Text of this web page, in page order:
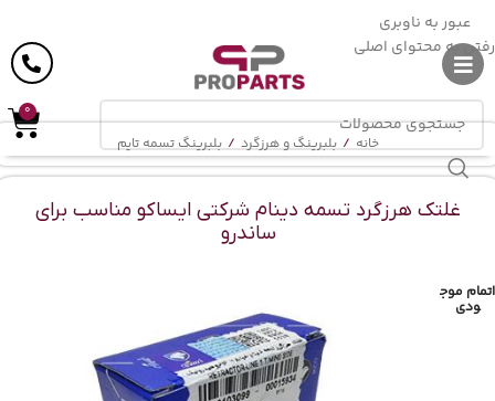
عبور به ناوبری
رفتن به محتوای اصلی
ارسال رایگان
0
خانه/بلبرینگ و هرزگرد/بلبرینگ تسمه تایم
غلتک هرزگرد تسمه دینام شرکتی ایساکو مناسب برای
ساندرو
اتمام موج
ودی